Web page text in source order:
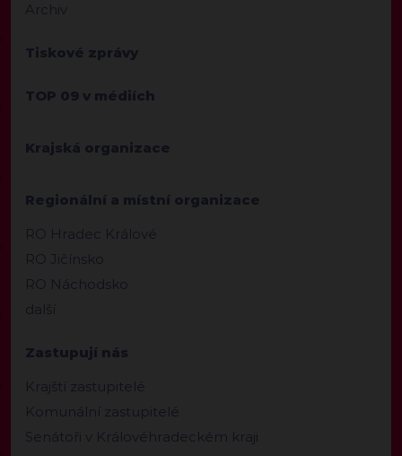
Archiv
Tiskové zprávy
TOP 09 v médiích
Krajská organizace
Regionální a místní organizace
RO Hradec Králové
RO Jičínsko
RO Náchodsko
další
Zastupují nás
Krajští zastupitelé
Komunální zastupitelé
Senátoři v Královéhradeckém kraji